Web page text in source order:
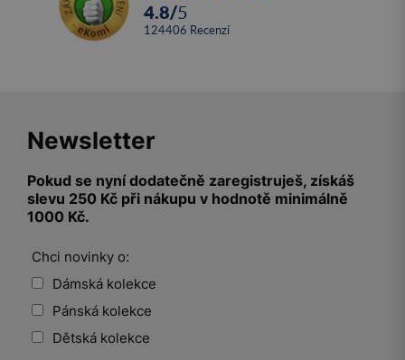
4.8/5
124406 recenzí
Newsletter
Pokud se nyní dodatečně zaregistruješ, získáš
slevu 250 Kč při nákupu v hodnotě minimálně
1000 Kč.
Chci novinky o:
Dámská kolekce
Pánská kolekce
Dětská kolekce